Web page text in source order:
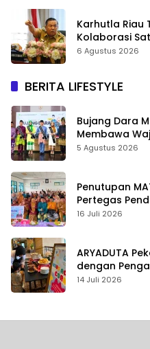
Karhutla Riau
Kolaborasi
6 Agustus 2026
BERITA LIFESTYLE
Bujang Dara
Membawa
5 Agustus 2026
Penutupan
Pertegas
Karakter
16 Juli 2026
ARYADUTA
dengan
14 Juli 2026